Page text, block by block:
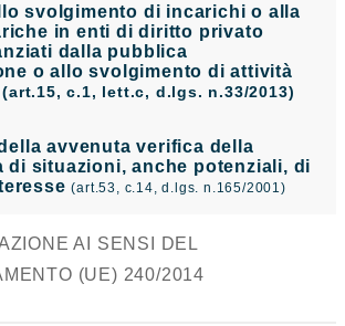
svolgimento di incarichi o alla
in enti di diritto privato
dalla pubblica
o allo svolgimento di attività
(art.15, c.1, lett.c, d.lgs. n.33/2013)
avvenuta verifica della
di situazioni, anche potenziali, di
(art.53, c.14, d.lgs. n.165/2001)
AI SENSI DEL
(UE) 240/2014